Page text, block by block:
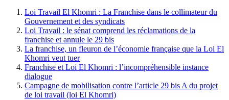
Loi Travail El Khomri : La Franchise dans le collimateur du
Gouvernement et des syndicats
Loi Travail : le sénat comprend les réclamations de la
franchise et annule le 29 bis
La franchise, un fleuron de l’économie française que la Loi El
Khomri veut tuer
Franchise et Loi El Khomri : l’incompréhensible instance
dialogue
Campagne de mobilisation contre l’article 29 bis A du projet
de loi travail (loi El Khomri)